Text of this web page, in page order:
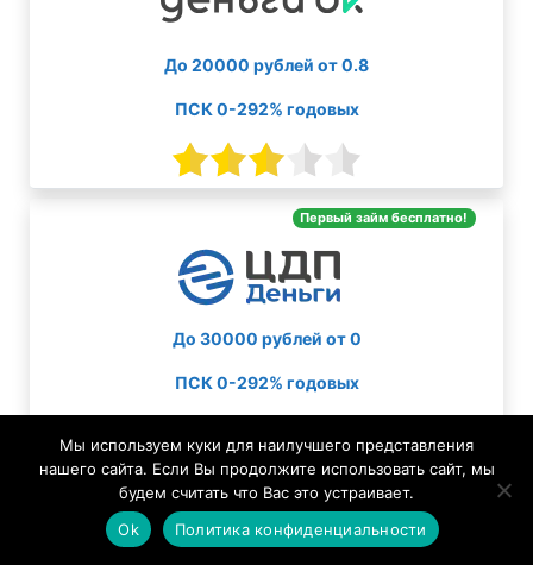
До 20000 рублей от 0.8
ПСК 0-292% годовых
Первый займ бесплатно!
До 30000 рублей от 0
ПСК 0-292% годовых
Мы используем куки для наилучшего представления
нашего сайта. Если Вы продолжите использовать сайт, мы
будем считать что Вас это устраивает.
Ok
Политика конфиденциальности